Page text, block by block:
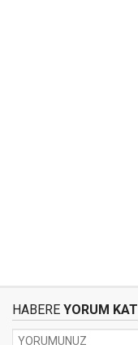
HABERE YORUM KAT